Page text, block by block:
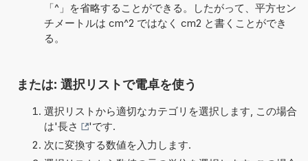
「^」を省略することができる。したがって、平方セン
チメートルは cm^2 ではなく cm2 と書くことができ
る。
または: 選択リストで電卓を使う
選択リストから適切なカテゴリを選択します, この場合
は'長さ
'です.
次に変換する数値を入力します.